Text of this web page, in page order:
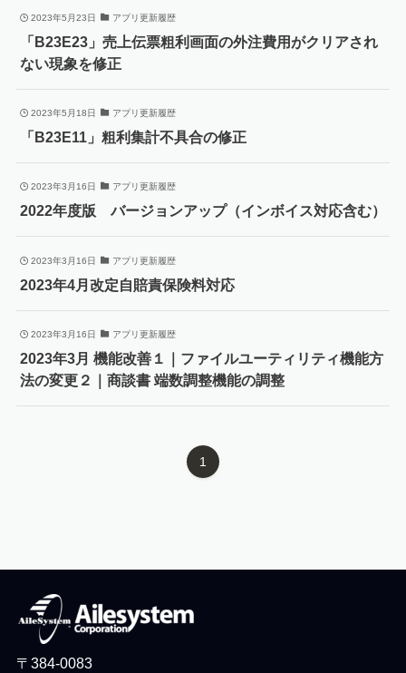
2023年5月23日 アプリ更新履歴
「B23E23」売上伝票粗利画面の外注費用がクリアされ
ない現象を修正
2023年5月18日 アプリ更新履歴
「B23E11」粗利集計不具合の修正
2023年3月16日 アプリ更新履歴
2022年度版 バージョンアップ（インボイス対応含む）
2023年3月16日 アプリ更新履歴
2023年4月改定自賠責保険料対応
2023年3月16日 アプリ更新履歴
2023年3月 機能改善１｜ファイルユーティリティ機能方
法の変更２｜商談書 端数調整機能の調整
1
〒384-0083